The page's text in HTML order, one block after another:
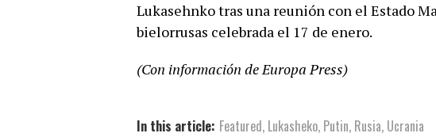
Lukasehnko tras una reunión con el Estado
bielorrusas celebrada el 17 de enero.
(Con información de Europa Press)
In this article: Featured, Lukasheko, Putin, Rusia, Ucrania